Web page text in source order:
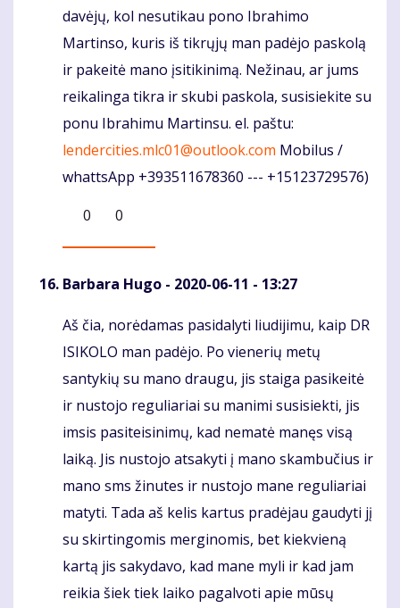
davėjų, kol nesutikau pono Ibrahimo
Martinso, kuris iš tikrųjų man padėjo paskolą
ir pakeitė mano įsitikinimą. Nežinau, ar jums
reikalinga tikra ir skubi paskola, susisiekite su
ponu Ibrahimu Martinsu. el. paštu:
lendercities.mlc01@outlook.com Mobilus /
whattsApp +393511678360 --- +15123729576)
0
0
Barbara Hugo - 2020-06-11 - 13:27
Komentaras
Aš čia, norėdamas pasidalyti liudijimu, kaip DR
ISIKOLO man padėjo. Po vienerių metų
santykių su mano draugu, jis staiga pasikeitė
ir nustojo reguliariai su manimi susisiekti, jis
imsis pasiteisinimų, kad nematė manęs visą
laiką. Jis nustojo atsakyti į mano skambučius ir
mano sms žinutes ir nustojo mane reguliariai
matyti. Tada aš kelis kartus pradėjau gaudyti jį
su skirtingomis merginomis, bet kiekvieną
kartą jis sakydavo, kad mane myli ir kad jam
reikia šiek tiek laiko pagalvoti apie mūsų